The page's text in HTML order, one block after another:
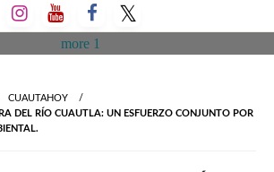
CUAUTAHOY
DEL RÍO CUAUTLA: UN ESFUERZO CONJUNTO POR